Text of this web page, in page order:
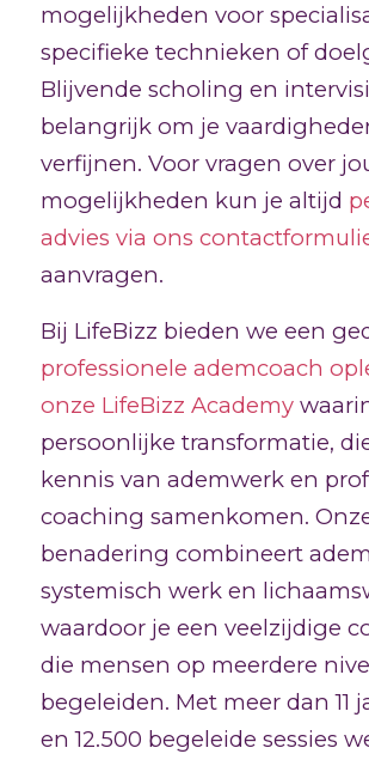
mogelijkheden voor
specifieke technieken of
Blijvende scholing en
belangrijk om je
verfijnen. Voor vragen over
mogelijkheden kun je altijd
advies via ons
aanvragen.
Bij LifeBizz bieden we een
professionele ademcoach
onze LifeBizz Academy
persoonlijke transformatie,
kennis van ademwerk en
coaching samenkomen.
benadering combineert
systemisch werk en
waardoor je een veelzijdige
die mensen op meerdere
begeleiden. Met meer dan 11
en 12.500 begeleide sessies